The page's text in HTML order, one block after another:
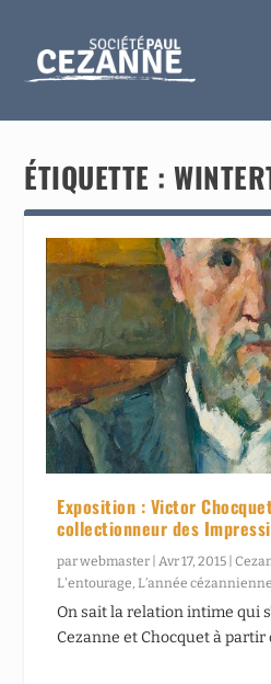
ÉTIQUETTE :
Exposition : Victor
collectionneur des
parwebmaster Avr 17, 2015 |
L'entourage L’année cézannienne
On sait la relation intime qui
Cezanne et Chocquet à partir